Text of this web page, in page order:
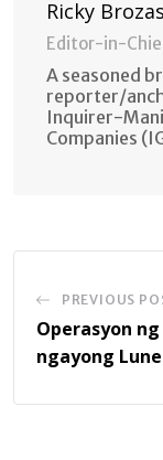
Ricky Brozas
Editor-in-
A seasoned
reporter/
Inquirer-
Companies
PREVIOUS
Operasyon
ngayong